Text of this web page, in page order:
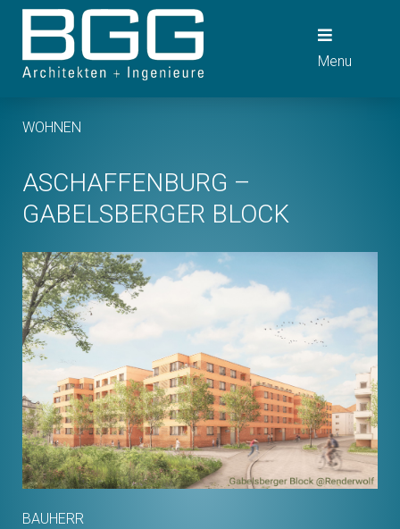
Skip
content
Menu
WOHNEN
ASCHAFFENBURG –
GABELSBERGER BLOCK
BAUHERR